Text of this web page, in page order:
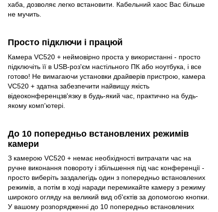
хаба, дозволяє легко встановити. Кабельний хаос Вас більше
не мучить.
Просто підключи і працюй
Камера VC520 + неймовірно проста у використанні - просто
підключіть її в USB-роз'єм настільного ПК або ноутбука, і все
готово! Не вимагаючи установки драйверів пристрою, камера
VC520 + здатна забезпечити найвищу якість
відеоконференцзв'язку в будь-який час, практично на будь-
якому комп'ютері.
До 10 попередньо встановлених режимів
камери
З камерою VC520 + немає необхідності витрачати час на
ручне виконання повороту і збільшення під час конференції -
просто виберіть заздалегідь один з попередньо встановлених
режимів, а потім в ході наради перемикайте камеру з режиму
широкого огляду на великий вид об'єктів за допомогою кнопки.
У вашому розпорядженні до 10 попередньо встановлених